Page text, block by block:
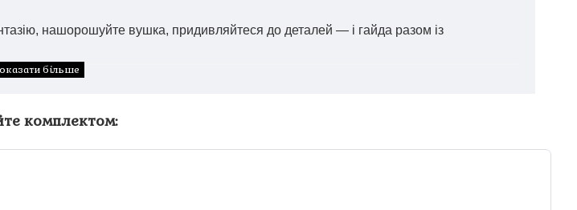
нашорошуйте вушка, придивляйтеся до деталей — і гайда разом із
комплектом: